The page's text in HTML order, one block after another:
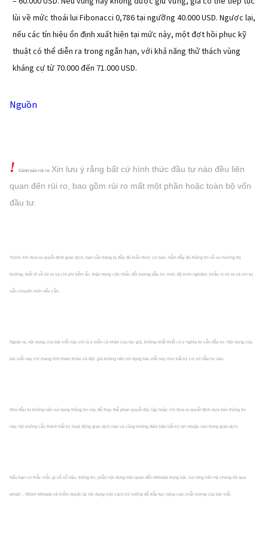
lùi về mức thoái lui Fibonacci 0,786 tại ngưỡng 40.000 USD. Ngược lại,
nếu các tín hiệu ổn định xuất hiện tại mức này, một đợt hồi phục kỹ
thuật có thể diễn ra trong ngắn hạn, với khả năng thử thách vùng
kháng cự từ 70.000 đến 71.000 USD.
Nguồn
! Cảnh báo rủi ro: Xin lưu ý rằng bất cứ hình thức đầu tư nào đều liên
quan đến rủi ro, bao gồm rủi ro mất một phần hoặc toàn bộ vốn
đầu tư.
Trước khi đưa ra quyết định giao dịch, bạn cần trang bị đầy đủ kiến thức cơ bản, nắm đầy đủ thông tin về xu hướng thị
trường, biết rõ về rủi ro và chi phí tiềm ẩn, thận trọng cân nhắc đối tượng đầu tư, mức độ kinh nghiệm, khẩu vị rủi ro và xin tư
vấn chuyên môn nếu cần.
Ngoài ra, nội dung của bài viết này chỉ là ý kiến cá nhân của tác giả, không nhất thiết có ý nghĩa tư vấn đầu tư. Nội dung của
bài viết này chỉ mang tính tham khảo và độc giả không nên sử dụng bài viết này như bất kỳ cơ sở đầu tư nào.
Nhà đầu tư không nên sử dụng thông tin này để thay thế phán quyết độc lập hoặc chỉ đưa ra quyết định dựa trên thông tin
này. Nó không cấu thành bất kỳ hoạt động giao dịch nào và cũng không đảm bảo bất kỳ lợi nhuận nào trong giao dịch.
Nếu bạn có thắc mắc gì về số liệu, thông tin, phần nội dung liên quan đến Mitrade trong bài, vui lòng liên hệ chúng tôi qua
email: . Nhóm Mitrade sẽ kiểm duyệt lại nội dung một cách kỹ lưỡng để tiếp tục nâng cao chất lượng của bài viết.